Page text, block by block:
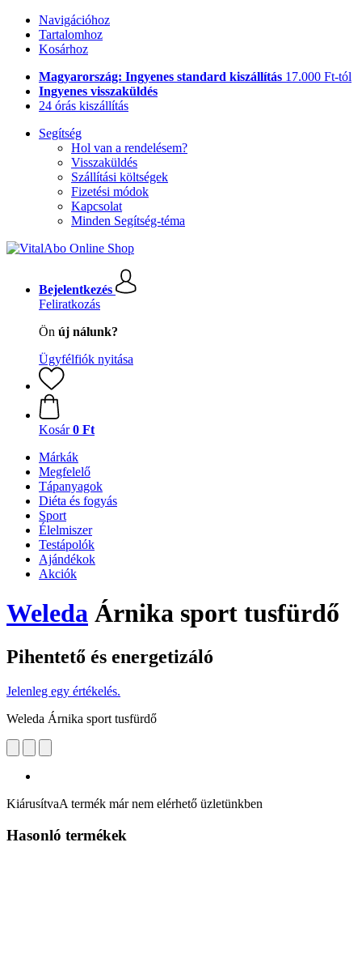
Navigációhoz
Tartalomhoz
Kosárhoz
Magyarország: Ingyenes standard kiszállítás 17.000 Ft-tól
Ingyenes visszaküldés
24 órás kiszállítás
Segítség
Hol van a rendelésem?
Visszaküldés
Szállítási költségek
Fizetési módok
Kapcsolat
Minden Segítség-téma
Bejelentkezés
Feliratkozás
Ön új nálunk?
Ügyfélfiók nyitása
Kosár 0 Ft
Márkák
Megfelelő
Tápanyagok
Diéta és fogyás
Sport
Élelmiszer
Testápolók
Ajándékok
Akciók
Weleda Árnika sport tusfürdő
Pihentető és energetizáló
Jelenleg egy értékelés.
Weleda Árnika sport tusfürdő
KiárusítvaA termék már nem elérhető üzletünkben
Hasonló termékek